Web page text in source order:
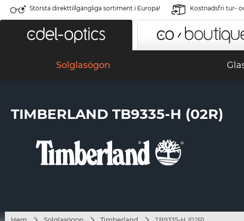
Största direkttillgängliga sortiment i Europa! Kostnadsfri tur-
Solglasögon
TIMBERLAND TB9335-H (02R)